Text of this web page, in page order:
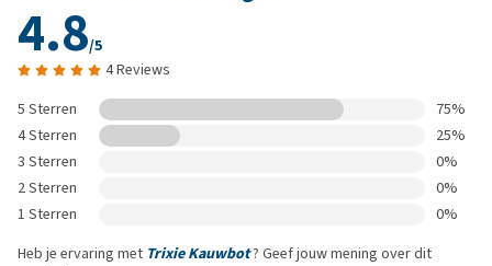
4.8/5
4 Reviews
5 Sterren
75%
4 Sterren
25%
3 Sterren
0%
2 Sterren
0%
1 Sterren
0%
Heb je ervaring met Trixie Kauwbot? Geef jouw mening over dit